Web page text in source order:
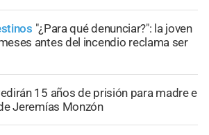
"¿Para qué denunciar?": la joven
antes del incendio reclama ser
15 años de prisión para madre e
Jeremías Monzón